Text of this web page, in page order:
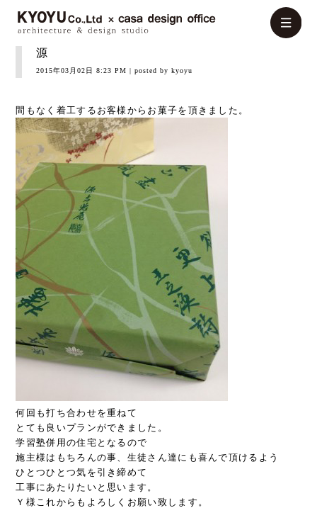
源
2015年03月02日 8:23 PM | posted by kyoyu
間もなく着工するお客様からお菓子を頂きました。
何回も打ち合わせを重ねて
とても良いプランができました。
学習塾併用の住宅となるので
施主様はもちろんの事、生徒さん達にも喜んで頂けるよう
ひとつひとつ気を引き締めて
工事にあたりたいと思います。
Ｙ様これからもよろしくお願い致します。